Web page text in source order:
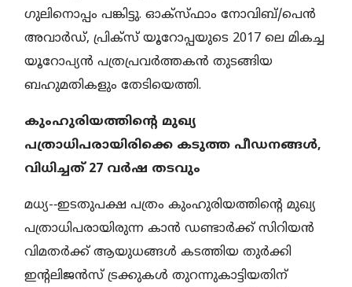
ഗുലിനൊപ്പം പങ്കിട്ടു. ഓക്സ്ഫാം നോവിബ്/പെൻ
അവാർഡ്, പ്രിക്സ് യൂറോപ്പയുടെ 2017 ലെ മികച്ച
യൂറോപ്യൻ പത്രപ്രവർത്തകൻ തുടങ്ങിയ
ബഹുമതികളും തേടിയെത്തി.
കുംഹുരിയത്തിന്റെ മുഖ്യ
പത്രാധിപരായിരിക്കെ കടുത്ത പീഡനങ്ങൾ,
വിധിച്ചത്‌ 27 വർഷ തടവും
മധ്യ-‐ഇടതുപക്ഷ പത്രം കുംഹുരിയത്തിന്റെ മുഖ്യ
പത്രാധിപരായിരുന്ന കാൻ ഡണ്ടാർക്ക്‌ സിറിയൻ
വിമതർക്ക് ആയുധങ്ങൾ കടത്തിയ തുർക്കി
ഇന്റലിജൻസ് ട്രക്കുകൾ തുറന്നുകാട്ടിയതിന്